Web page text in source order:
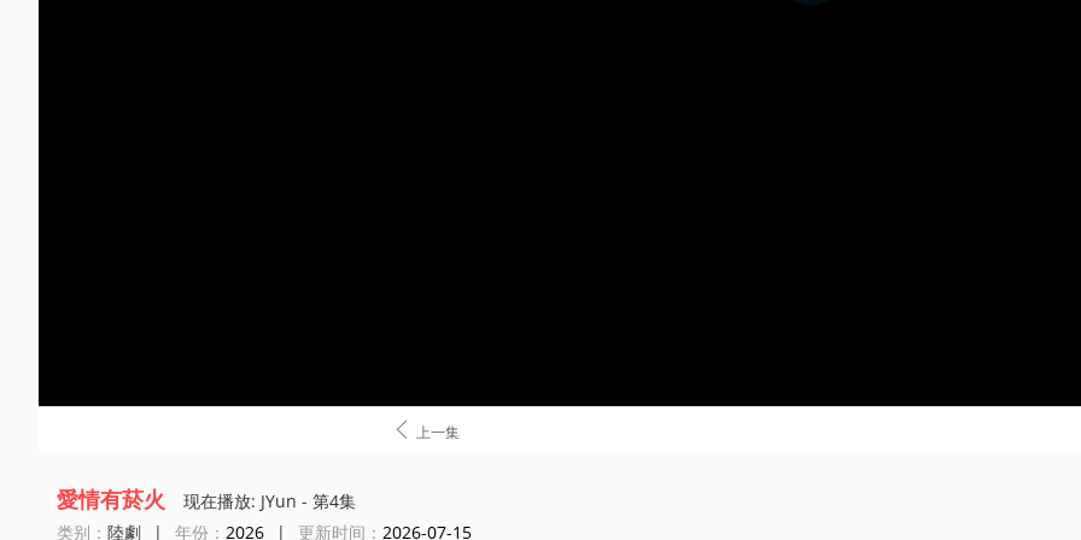
 上一集
愛情有菸火
现在播放: JYun - 第4集
类别： 陸劇 | 年份： 2026 | 更新时间： 2026-07-15